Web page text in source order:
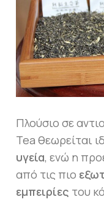
Πλούσιο σε
Tea θεωρείται
υγεία, ενώ η
από τις πιο
εμπειρίες του